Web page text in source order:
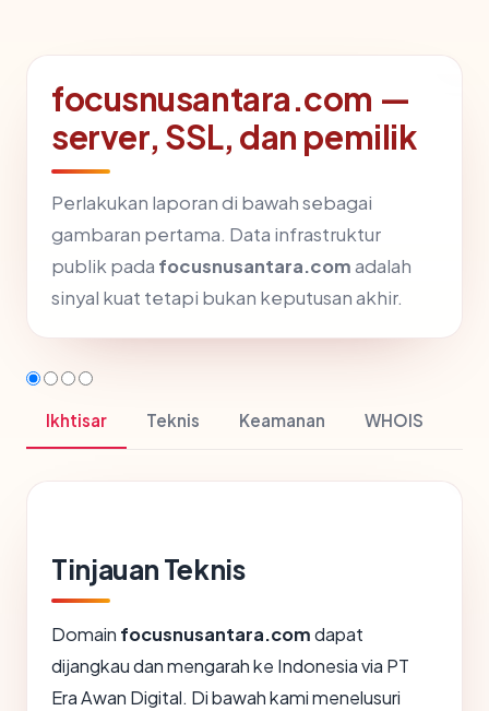
focusnusantara.com —
server, SSL, dan pemilik
Perlakukan laporan di bawah sebagai
gambaran pertama. Data infrastruktur
publik pada focusnusantara.comadalah
sinyal kuat tetapi bukan keputusan akhir.
Ikhtisar Teknis Keamanan WHOIS
Tinjauan Teknis
Domain focusnusantara.comdapat
dijangkau dan mengarah ke Indonesia via PT
Era Awan Digital. Di bawah kami menelusuri